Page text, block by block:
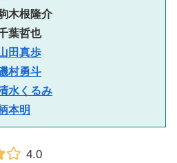
木根隆介
葉哲也
田真歩
村勇斗
水くるみ
本明
4.0